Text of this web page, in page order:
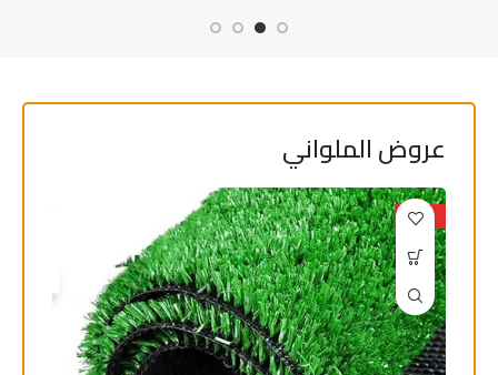
عروض الملواني
حصري